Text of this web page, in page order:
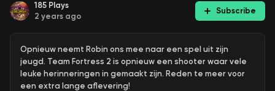
185 Plays
2 years ago
Subscribe
Opnieuw neemt Robin ons mee naar een spel uit zijn
jeugd. Team Fortress 2 is opnieuw een shooter waar vele
leuke herinneringen in gemaakt zijn. Reden te meer voor
een extra lange aflevering!